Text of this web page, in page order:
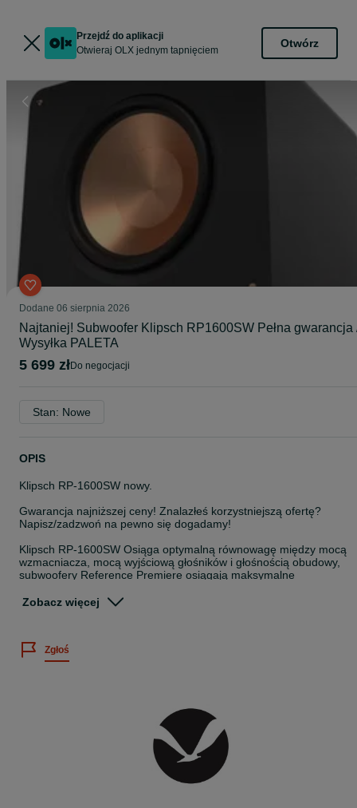
Przejdź do aplikacji
Otwieraj OLX jednym tapnięciem
Otwórz
Dodane 06 sierpnia 2026
Najtaniej! Subwoofer Klipsch RP1600SW Pełna gwarancja
Wysyłka PALETA
5 699 zł do negocjacji
Stan: Nowe
OPIS
Klipsch RP-1600SW nowy.
Gwarancja najniższej ceny! Znalazłeś korzystniejszą ofertę?
Napisz/zadzwoń na pewno się dogadamy!
Klipsch RP-1600SW Osiąga optymalną równowagę między mocą
wzmacniacza, mocą wyjściową głośników i głośnością obudowy,
subwoofery Reference Premiere osiągają maksymalne
Gwarancja Polska - 24 miesiące
Zachęcamy do przejrzenia pozostałych ofert w super cenach!
Zobacz więcej
Zgłoś